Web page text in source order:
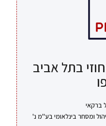
בתל אביב
ברקאי
ק.ד ניהול ומסחר בינלאומי בע"מ נ'